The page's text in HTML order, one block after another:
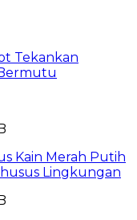
Tekankan
Kain Merah Putih
Lingkungan